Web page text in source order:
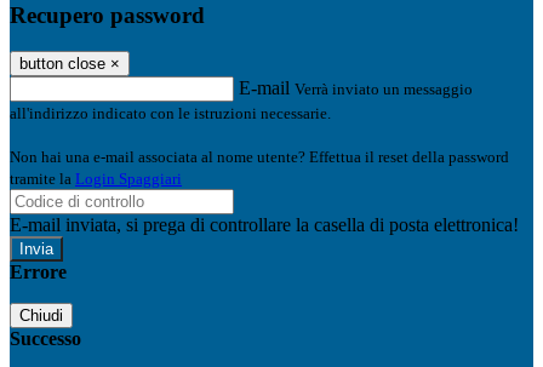
Recupero password
button close ×
E-mail Verrà inviato un messaggio
all'indirizzo indicato con le istruzioni necessarie.
Non hai una e-mail associata al nome utente? Effettua il reset della password
tramite la Login Spaggiari
E-mail inviata, si prega di controllare la casella di posta elettronica!
Errore
Chiudi
Successo